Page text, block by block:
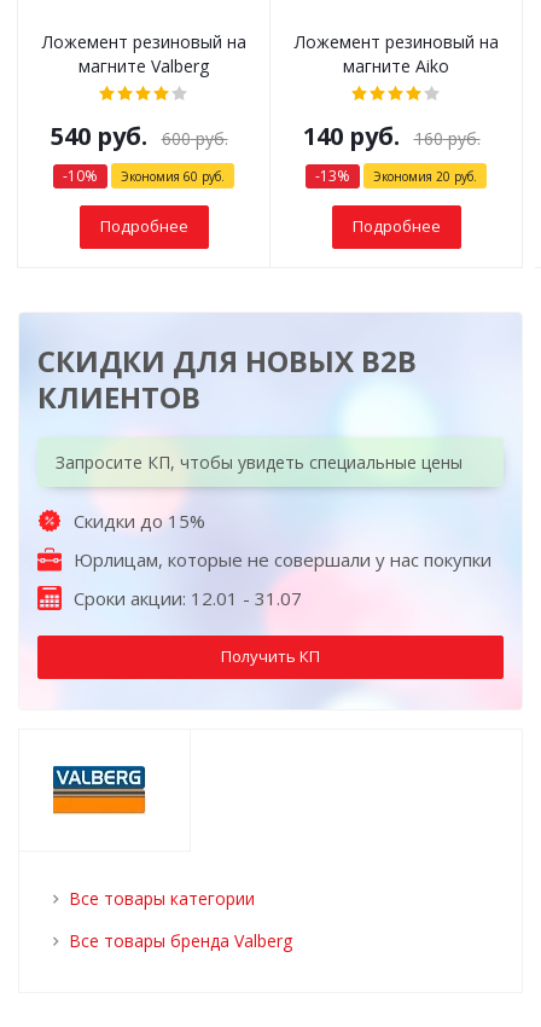
Ложемент резиновый на
магните Valberg
540руб. 600руб.
-10% Экономия 60 руб.
Подробнее
Ложемент резиновый на
магните Aiko
140руб. 160руб.
-13% Экономия 20 руб.
Подробнее
СКИДКИ ДЛЯ НОВЫХ B2B
КЛИЕНТОВ
Запросите КП, чтобы увидеть специальные цены
Скидки до 15%
Юрлицам, которые не совершали у нас покупки
Сроки акции: 12.01 - 31.07
Получить КП
Все товары категории
Все товары бренда Valberg